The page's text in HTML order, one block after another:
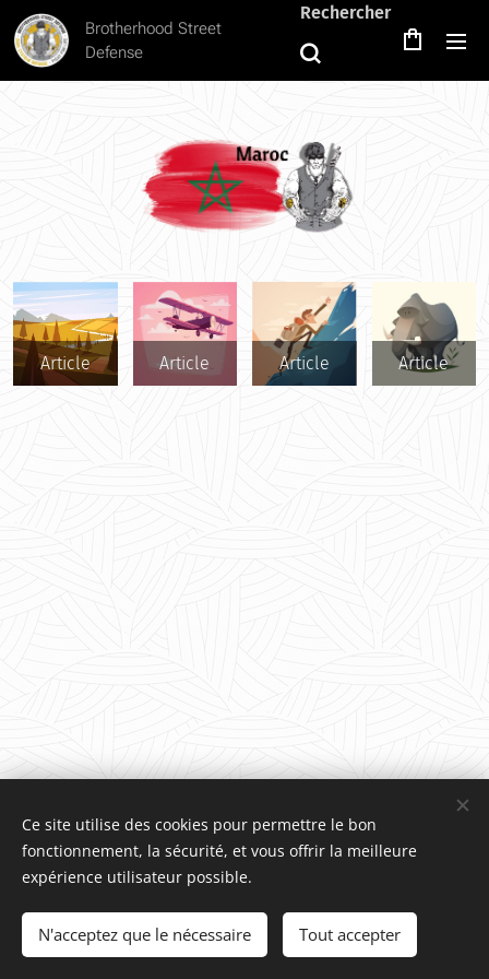
Brotherhood Street
Defense
Rechercher
Article Article Article Article
© 2026 Budo Systeme Defense international. Tous droits réservés.
Ce site utilise des cookies pour permettre le bon
fonctionnement, la sécurité, et vous offrir la meilleure
expérience utilisateur possible.
N'acceptez que le nécessaire Tout accepter